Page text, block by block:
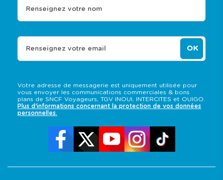
Votre adresse de messagerie est uniquement utilisée pour
vous envoyer les communications commerciales & bons
plans de SNCF Voyageurs, TGV INOUI, INTERCITES et OUIGO.
Plus d'informations concernant la protection de vos données
personnelles.
Renseignez votre nom
Renseignez votre email OK